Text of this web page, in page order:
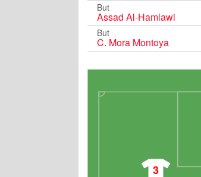
But
Assad Al-Hamlawi
But
C. Mora Montoya
3